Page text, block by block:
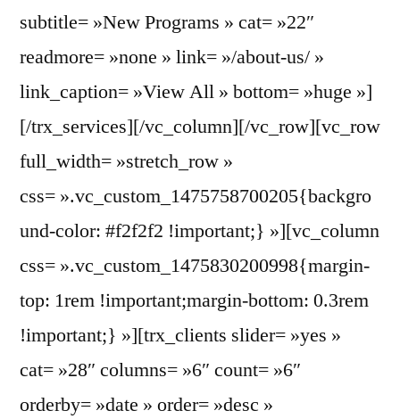
subtitle= »New Programs » cat= »22″
readmore= »none » link= »/about-us/ »
link_caption= »View All » bottom= »huge »]
[/trx_services][/vc_column][/vc_row][vc_row
full_width= »stretch_row »
css= ».vc_custom_1475758700205{backgro
und-color: #f2f2f2 !important;} »][vc_column
css= ».vc_custom_1475830200998{margin-
top: 1rem !important;margin-bottom: 0.3rem
!important;} »][trx_clients slider= »yes »
cat= »28″ columns= »6″ count= »6″
orderby= »date » order= »desc »